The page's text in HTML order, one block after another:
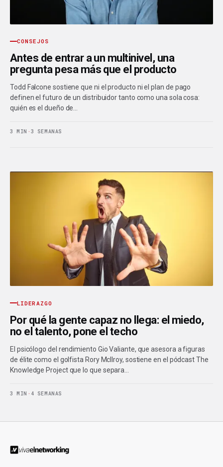
CONSEJOS
Antes de entrar a un multinivel, una
pregunta pesa más que el producto
Todd Falcone sostiene que ni el producto ni el plan de pago
definen el futuro de un distribuidor tanto como una sola cosa:
quién es el dueño de…
3 MIN · 3 SEMANAS
LIDERAZGO
Por qué la gente capaz no llega: el miedo,
no el talento, pone el techo
El psicólogo del rendimiento Gio Valiante, que asesora a figuras
de élite como el golfista Rory McIlroy, sostiene en el pódcast The
Knowledge Project que lo que separa…
3 MIN · 4 SEMANAS